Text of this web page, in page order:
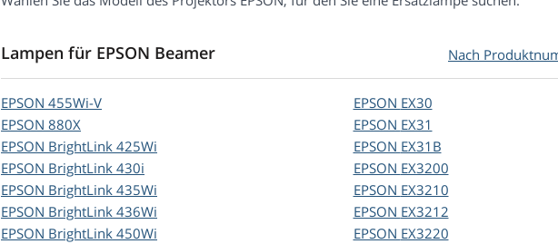
Lampen für EPSON Beamer Nach
EPSON 455Wi-V
EPSON 880X
EPSON BrightLink 425Wi
EPSON BrightLink 430i
EPSON BrightLink 435Wi
EPSON BrightLink 436Wi
EPSON BrightLink 450Wi
EPSON EX30
EPSON EX31
EPSON EX31B
EPSON EX3200
EPSON EX3210
EPSON EX3212
EPSON EX3220